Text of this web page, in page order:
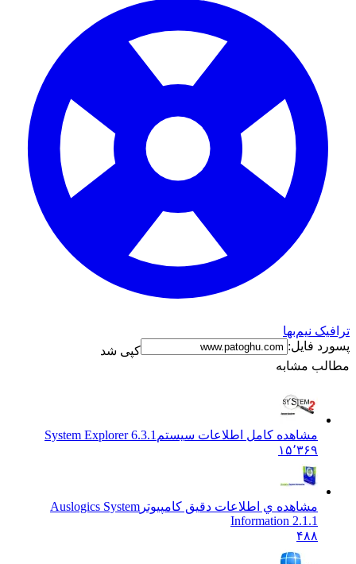
ترافیک نیم‌بها
پسورد فایل:
کپی شد
مطالب مشابه
مشاهده کامل اطلاعات سیستم System Explorer 6.3.1
۱۵٬۳۶۹
مشاهده ي اطلاعات دقيق کامپيوتر Auslogics System
Information 2.1.1
۴۸۸